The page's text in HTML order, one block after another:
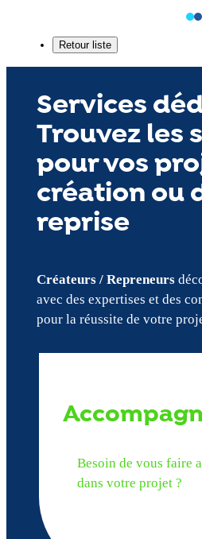
Services
Trouvez les
pour vos
création ou
reprise
Créateurs / Repreneurs
avec des expertises et des
pour la réussite de votre
Besoin de vous faire
dans votre projet ?